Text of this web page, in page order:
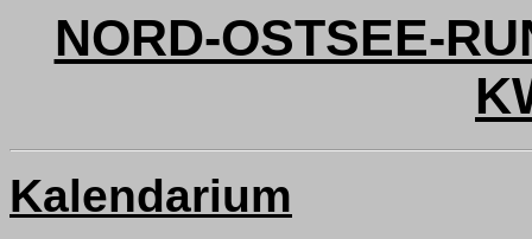
NORD-OSTSEE-
Kalendarium